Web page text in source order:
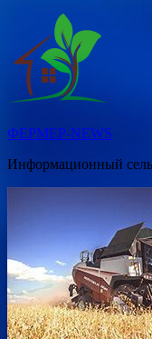
Перейти
содержимому
ФЕРМЕР-NEWS
Информационный